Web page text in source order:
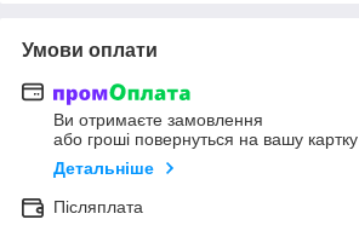
Умови оплати
Ви отримаєте замовлення
або гроші повернуться на вашу картку
Детальніше
Післяплата